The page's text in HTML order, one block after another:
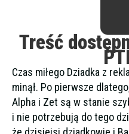
Treść
Czas miłego Dziadka z
minął. Po pierwsze
Alpha i Zet są w stanie
i nie potrzebują do tego